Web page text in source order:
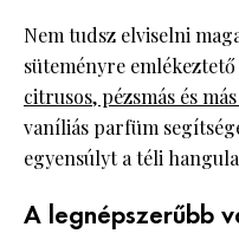
Nem tudsz elviselni
süteményre
citrusos, pézsmás és
vaníliás parfüm
egyensúlyt a téli
A legnépszerűbb